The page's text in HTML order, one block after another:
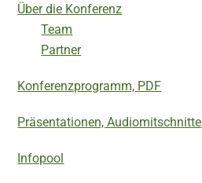
Über die Konferenz
Team
Partner
Konferenzprogramm, PDF
Präsentationen, Audiomitschnitte
Infopool